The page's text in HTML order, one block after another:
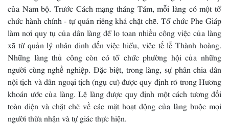
của Nam bộ. Trước Cách mạng tháng Tám, mỗi làng có một tổ
chức hành chính - tự quản riêng khá chặt chẽ. Tổ chức Phe Giáp
làm nơi quy tụ của dân làng để lo toan nhiều công việc của làng
xã từ quản lý nhân đinh đến việc hiểu, việc tế lễ Thành hoàng.
Những làng thủ công còn có tổ chức phường hội của những
người cùng nghề nghiệp. Ðặc biệt, trong làng, sự phân chia dân
nội tịch và dân ngoại tịch (ngụ cư) được quy định rõ trong Hương
khoán ước của làng. Lệ làng được quy định một cách tương đối
toàn diện và chặt chẽ về các mặt hoạt động của làng buộc mọi
người thừa nhận và tự giác thực hiện.